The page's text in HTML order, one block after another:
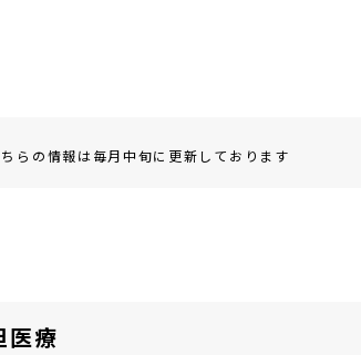
らの情報は毎月中旬に更新しております
医療